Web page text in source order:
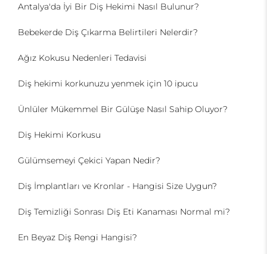
Antalya'da İyi Bir Diş Hekimi Nasıl Bulunur?
Bebekerde Diş Çıkarma Belirtileri Nelerdir?
Ağız Kokusu Nedenleri Tedavisi
Diş hekimi korkunuzu yenmek için 10 ipucu
Ünlüler Mükemmel Bir Gülüşe Nasıl Sahip Oluyor?
Diş Hekimi Korkusu
Gülümsemeyi Çekici Yapan Nedir?
Diş İmplantları ve Kronlar - Hangisi Size Uygun?
Diş Temizliği Sonrası Diş Eti Kanaması Normal mi?
En Beyaz Diş Rengi Hangisi?